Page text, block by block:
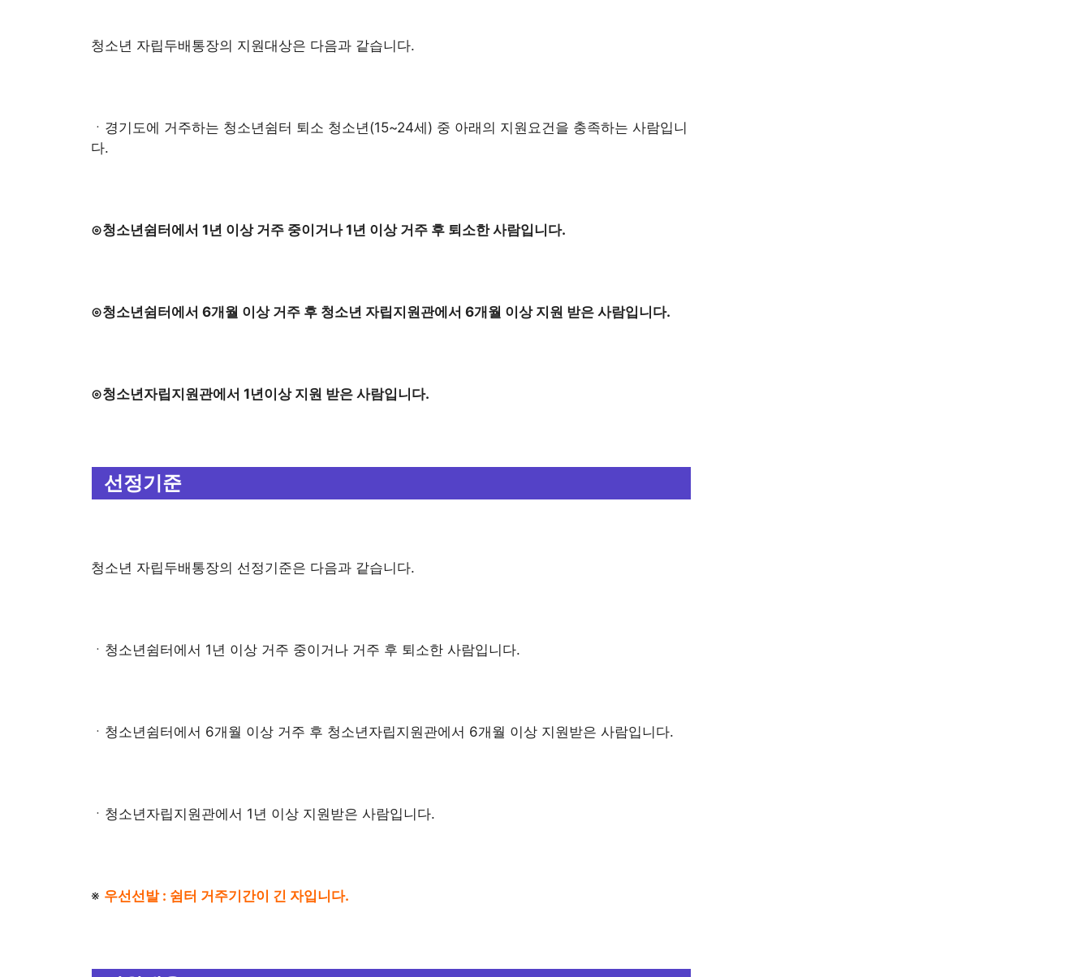
청소년 자립두배통장의 지원대상은 다음과 같습니다.
ㆍ경기도에 거주하는 청소년쉼터 퇴소 청소년(15~24세) 중 아래의 지원요건을 충족하는 사람입니
다.
⊙청소년쉼터에서 1년 이상 거주 중이거나 1년 이상 거주 후 퇴소한 사람입니다.
⊙청소년쉼터에서 6개월 이상 거주 후 청소년 자립지원관에서 6개월 이상 지원 받은 사람입니다.
⊙청소년자립지원관에서 1년이상 지원 받은 사람입니다.
선정기준
청소년 자립두배통장의 선정기준은 다음과 같습니다.
ㆍ청소년쉼터에서 1년 이상 거주 중이거나 거주 후 퇴소한 사람입니다.
ㆍ청소년쉼터에서 6개월 이상 거주 후 청소년자립지원관에서 6개월 이상 지원받은 사람입니다.
ㆍ청소년자립지원관에서 1년 이상 지원받은 사람입니다.
※ 우선선발 : 쉼터 거주기간이 긴 자입니다.